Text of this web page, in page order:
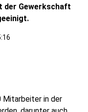
der Gewerkschaft
Mitarbeiter in der